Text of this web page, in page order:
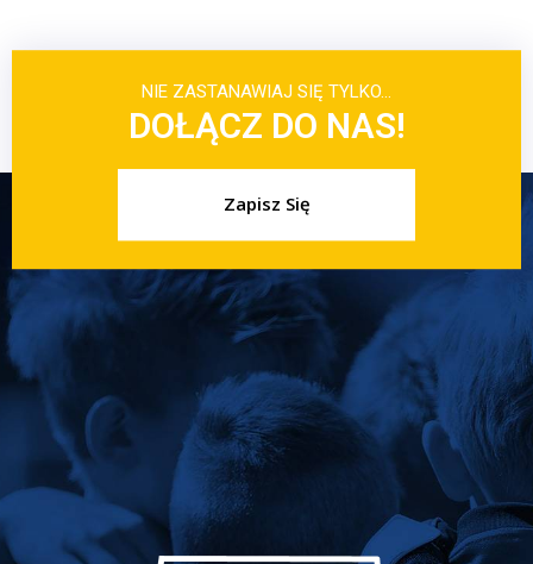
NIE ZASTANAWIAJ SIĘ TYLKO…
DOŁĄCZ DO NAS!
Zapisz Się